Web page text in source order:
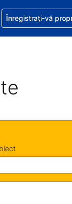
actuală este
Limba actuală
asistență cu
Înregistrați-vă